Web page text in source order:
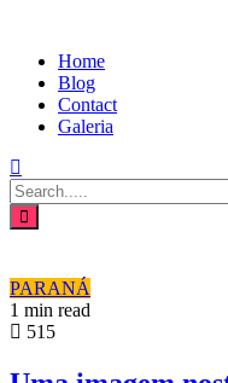
Home
Blog
Contact
Galeria
PARANÁ
1 min read
515